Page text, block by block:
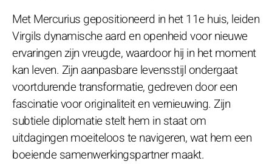
Met Mercurius gepositioneerd in het 11e huis, leiden
Virgils dynamische aard en openheid voor nieuwe
ervaringen zijn vreugde, waardoor hij in het moment
kan leven. Zijn aanpasbare levensstijl ondergaat
voortdurende transformatie, gedreven door een
fascinatie voor originaliteit en vernieuwing. Zijn
subtiele diplomatie stelt hem in staat om
uitdagingen moeiteloos te navigeren, wat hem een
boeiende samenwerkingspartner maakt.